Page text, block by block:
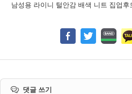
남성용 라이니 털안감 배색 니트 집업후
댓글 쓰기